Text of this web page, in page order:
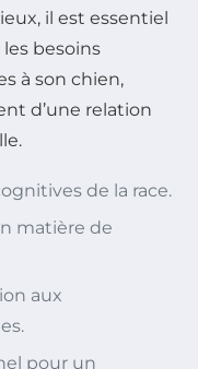
il est essentiel
besoins
à son chien,
d’une relation
de la race.
matière de
aux
pour un